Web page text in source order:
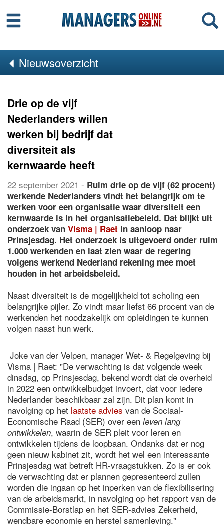
Menu
Nieuwsoverzicht
Drie op de vijf
Nederlanders willen
werken bij bedrijf dat
diversiteit als
kernwaarde heeft
22 september 2021 - Ruim drie op de vijf (62 procent)
werkende Nederlanders vindt het belangrijk om te
werken voor een organisatie waar diversiteit een
kernwaarde is in het organisatiebeleid. Dat blijkt uit
onderzoek van Visma | Raet in aanloop naar
Prinsjesdag. Het onderzoek is uitgevoerd onder ruim
1.000 werkenden en laat zien waar de regering
volgens werkend Nederland rekening mee moet
houden in het arbeidsbeleid.
Naast diversiteit is de mogelijkheid tot scholing een
belangrijke pijler. Zo vindt maar liefst 66 procent van de
werkenden het noodzakelijk om opleidingen te kunnen
volgen naast hun werk.
Joke van der Velpen, manager Wet- & Regelgeving bij
Visma | Raet: "De verwachting is dat volgende week
dinsdag, op Prinsjesdag, bekend wordt dat de overheid
in 2022 een ontwikkelbudget invoert, dat voor iedere
Nederlander beschikbaar zal zijn. Dit plan komt in
navolging op het laatste advies van de Sociaal-
Economische Raad (SER) over een leven lang
ontwikkelen, waarin de SER pleit voor leren en
ontwikkelen tijdens de loopbaan. Ondanks dat er nog
geen nieuw kabinet zit, wordt het wel een interessante
Prinsjesdag wat betreft HR-vraagstukken. Zo is er ook
de verwachting dat er plannen gepresenteerd zullen
worden die ingaan op het inperken van de flexibilisering
van de arbeidsmarkt, in navolging op het rapport van de
Commissie-Borstlap en het SER-advies Zekerheid,
wendbare economie en herstel samenleving."